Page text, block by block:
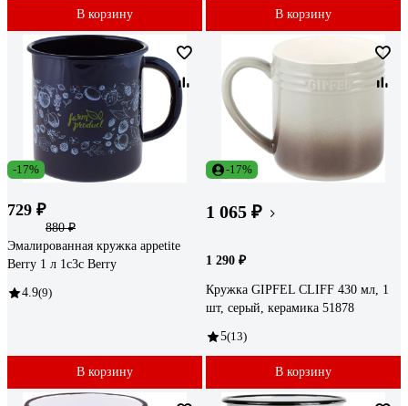
В корзину В корзину
-17%
729 ₽
880 ₽
Эмалированная кружка appetite
Berry 1 л 1с3с Berry
4.9(9)
В корзину
-17%
1 065 ₽
1 290 ₽
Кружка GIPFEL CLIFF 430 мл, 1
шт, серый, керамика 51878
5(13)
В корзину